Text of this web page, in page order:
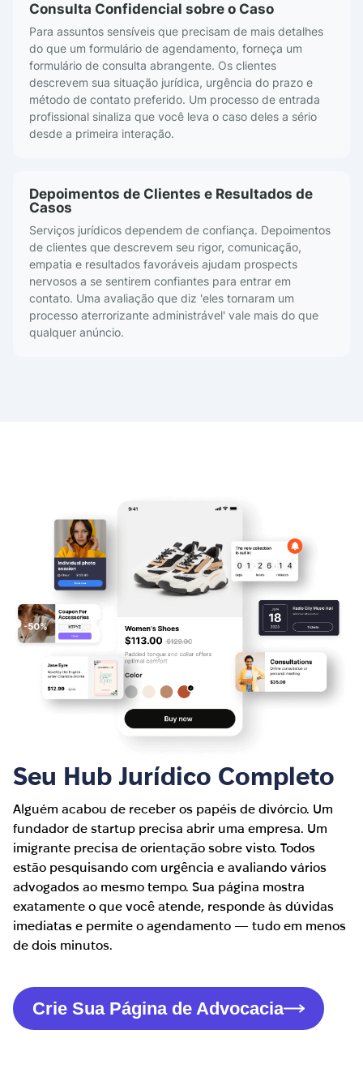
Consulta Confidencial sobre o Caso
Para assuntos sensíveis que precisam de mais detalhes
do que um formulário de agendamento, forneça um
formulário de consulta abrangente. Os clientes
descrevem sua situação jurídica, urgência do prazo e
método de contato preferido. Um processo de entrada
profissional sinaliza que você leva o caso deles a sério
desde a primeira interação.
Depoimentos de Clientes e Resultados de
Casos
Serviços jurídicos dependem de confiança. Depoimentos
de clientes que descrevem seu rigor, comunicação,
empatia e resultados favoráveis ajudam prospects
nervosos a se sentirem confiantes para entrar em
contato. Uma avaliação que diz 'eles tornaram um
processo aterrorizante administrável' vale mais do que
qualquer anúncio.
Seu Hub Jurídico Completo
Alguém acabou de receber os papéis de divórcio. Um
fundador de startup precisa abrir uma empresa. Um
imigrante precisa de orientação sobre visto. Todos
estão pesquisando com urgência e avaliando vários
advogados ao mesmo tempo. Sua página mostra
exatamente o que você atende, responde às dúvidas
imediatas e permite o agendamento — tudo em menos
de dois minutos.
Crie Sua Página de Advocacia